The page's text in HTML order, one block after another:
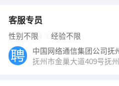
客服专员
性别不限 经验不限
抚州市金巢大道409号抚